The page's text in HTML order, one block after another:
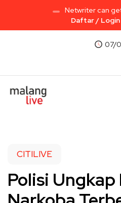
Netwriter can
Daftar /
07/
CITILIVE
Polisi